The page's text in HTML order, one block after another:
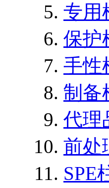
专用
保护
手性
制备
代理
前处
SPE